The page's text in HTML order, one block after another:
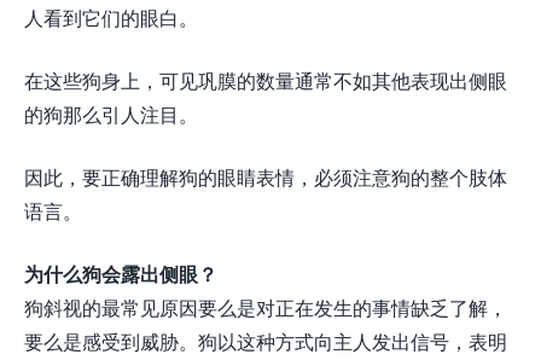
人看到它们的眼白。
在这些狗身上，可见巩膜的数量通常不如其他表现出侧眼
的狗那么引人注目。
因此，要正确理解狗的眼睛表情，必须注意狗的整个肢体
语言。
为什么狗会露出侧眼？
狗斜视的最常见原因要么是对正在发生的事情缺乏了解，
要么是感受到威胁。狗以这种方式向主人发出信号，表明